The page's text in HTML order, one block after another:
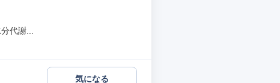
代謝...
気になる